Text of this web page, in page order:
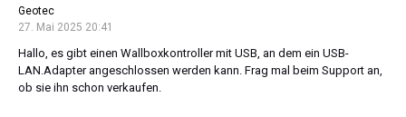
Geotec
27. Mai 2025 20:41
Hallo, es gibt einen Wallboxkontroller mit USB, an dem ein USB-
LAN.Adapter angeschlossen werden kann. Frag mal beim Support an,
ob sie ihn schon verkaufen.